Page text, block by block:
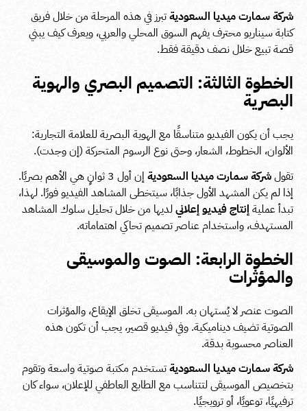
شركة سمارت ميديا السعوديةتبرز في هذه المرحلة من خلال فريق
كتابة سيناريو محترف يفهم السوق المحلي والعربي، ويعرف كيف يبني
قصة تبيع خلال نصف دقيقة فقط.
الخطوة الثالثة: التصميم البصري والهوية
البصرية
يجب أن يكون الفيديو متناسقًا مع الهوية البصرية للعلامة التجارية:
الألوان، الخطوط، الشعار، وحتى نوع الرسوم المتحركة (إن وجدت).
تقولشركة سمارت ميديا السعودية
إن أول 3 ثوانٍ هي الأهم بصريًا.
إذا لم يكن المشهد الأول جذابًا، سيتخطى المشاهد الفيديو فورًا. لهذا،
تبدأ عملية إنتاج فيديو إعلانيلديها من خلال تحليل سلوك المشاهد
المستهدف، واستخدام عناصر تصميم تحاكي اهتماماته.
الخطوة الرابعة: الصوت والموسيقى
والمؤثرات
الصوت عنصر لا يُستهان به. الموسيقى تخلق الإيقاع، والمؤثرات
الصوتية تضيف ديناميكية. وفي فيديو قصير، يجب أن تكون هذه
العناصر محسوبة بدقة.
شركة سمارت ميديا السعوديةتستخدم مكتبة صوتية واسعة وتقوم
بتخصيص الموسيقى لتتناسب مع الطابع العاطفي للإعلان، سواء كان
ترفيهيًا، توعويًا، أو ترويجيًا.